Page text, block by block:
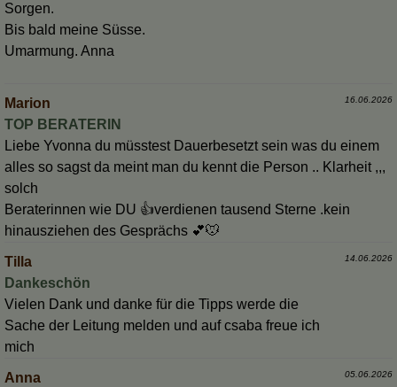
Sorgen.
Bis bald meine Süsse.
Umarmung. Anna
Marion 16.06.2026
TOP BERATERIN
Liebe Yvonna du müsstest Dauerbesetzt sein was du einem
alles so sagst da meint man du kennt die Person .. Klarheit ,,,
solch
Beraterinnen wie DU 👍verdienen tausend Sterne .kein
hinausziehen des Gesprächs 💕🐭
Tilla 14.06.2026
Dankeschön
Vielen Dank und danke für die Tipps werde die
Sache der Leitung melden und auf csaba freue ich
mich
Anna 05.06.2026